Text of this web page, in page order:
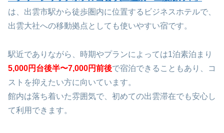
は、出雲市駅から徒歩圏内に位置するビジネスホテルで、
出雲大社への移動拠点としても使いやすい宿です。
駅近でありながら、時期やプランによっては1泊素泊まり
5,000円台後半〜7,000円前後で宿泊できることもあり、コ
ストを抑えたい方に向いています。
館内は落ち着いた雰囲気で、初めての出雲滞在でも安心し
て利用できます。